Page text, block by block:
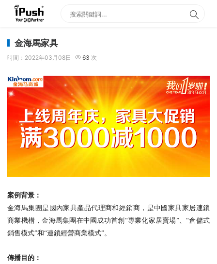
金海馬家具
時間：2022年03月08日 63 次
案例背景：
金海馬集團是國內家具產品代理商和經銷商，是中國家具家居連鎖
商業機構，金海馬集團在中國成功首創“專業化家居賣場”、“倉儲式
銷售模式”和“連鎖經營商業模式”。
傳播目的：